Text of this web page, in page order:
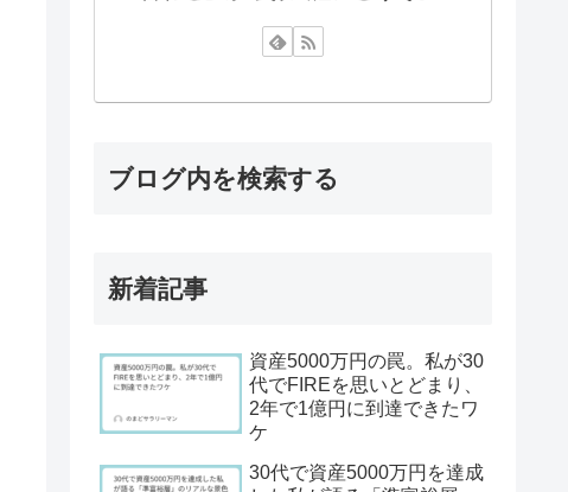
ブログ内を検索する
新着記事
資産5000万円の罠。私が30
代でFIREを思いとどまり、
2年で1億円に到達できたワ
ケ
30代で資産5000万円を達成